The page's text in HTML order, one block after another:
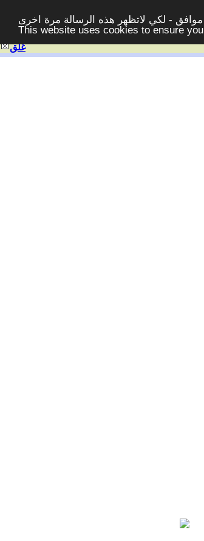
- لكي لاتظهر هذه الرسالة مرة اخرى -
This website uses cookies to ensure
غلق